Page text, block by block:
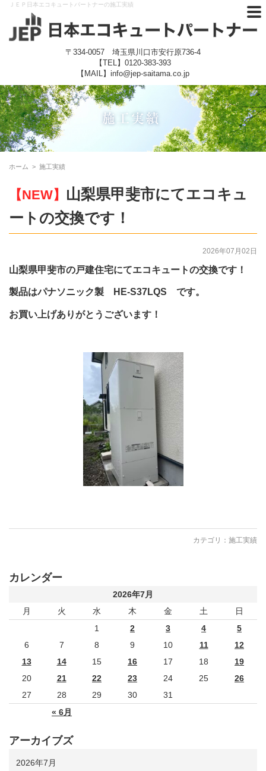
ＪＥＰ日本エコキュートパートナーの施工実績
〒334-0057 埼玉県川口市安行原736-4
【TEL】 0120-383-393
【MAIL】info@jep-saitama.co.jp
ホーム > 施工実績
【NEW】 山梨県甲斐市にてエコキュ
ートの交換です！
2026年07月02日
山梨県甲斐市の戸建住宅にてエコキュートの交換です！
製品はパナソニック製 HE-S37LQS です。
お買い上げありがとうございます！
カテゴリ： 施工実績
カレンダー
2026年7月
月
火 水 木 金 土 日
« 6月
1 2 3 4
5
6
7 8 9 10 11
12
13
14 15 16 17 18
19
20
21 22 23 24 25
26
27
28 29 30 31
アーカイブズ
2026年7月